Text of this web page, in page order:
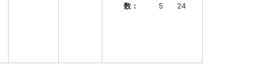
数：
5
24